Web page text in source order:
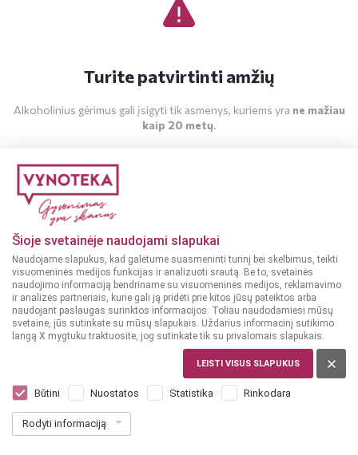
Šioje svetainėje naudojami slapukai
Naudojame slapukus, kad galėtume suasmeninti turinį bei skelbimus, teikti
visuomeninės medijos funkcijas ir analizuoti srautą. Be to, svetainės
naudojimo informaciją bendriname su visuomeninės medijos, reklamavimo
ir analizės partneriais, kurie gali ją pridėti prie kitos jūsų pateiktos arba
naudojant paslaugas surinktos informacijos. Toliau naudodamiesi mūsų
svetaine, jūs sutinkate su mūsų slapukais. Uždarius informacinį sutikimo
langą X mygtuku traktuosite, jog sutinkate tik su privalomais slapukais.
LEISTI VISUS SLAPUKUS
Būtini Nuostatos Statistika Rinkodara
Rodyti informaciją
Turite patvirtinti amžių
Alkoholinius gėrimus gali įsigyti tik asmenys, kuriems yra ne mažiau
kaip 20 metų.
West Cork Single Malt Maritime Sherry
Cask 0,7 l
(1)